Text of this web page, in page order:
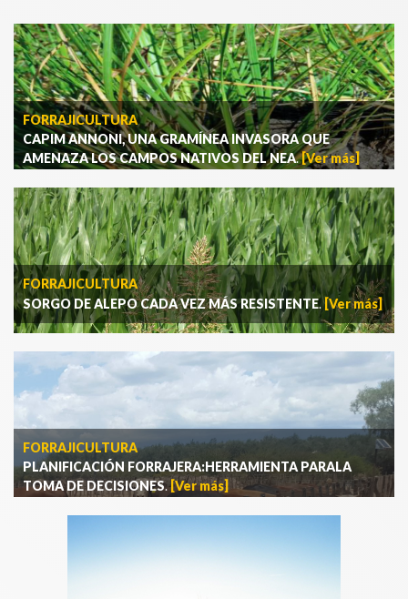
FORRAJICULTURA
CAPIM ANNONI, UNA GRAMÍNEA INVASORA QUE
AMENAZA LOS CAMPOS NATIVOS DEL NEA.[Ver más]
FORRAJICULTURA
SORGO DE ALEPO CADA VEZ MÁS RESISTENTE.[Ver más]
FORRAJICULTURA
PLANIFICACIÓN FORRAJERA:HERRAMIENTA PARALA
TOMA DE DECISIONES.[Ver más]